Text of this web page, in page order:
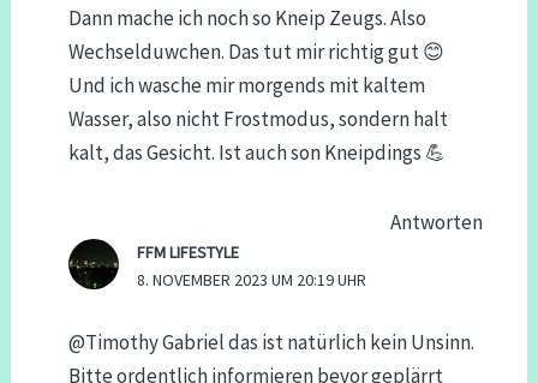
Dann mache ich noch so Kneip Zeugs. Also
Wechselduwchen. Das tut mir richtig gut 😊
Und ich wasche mir morgends mit kaltem
Wasser, also nicht Frostmodus, sondern halt
kalt, das Gesicht. Ist auch son Kneipdings 💪
Antworten
FFM LIFESTYLE
8. NOVEMBER 2023 UM 20:19 UHR
@Timothy Gabriel das ist natürlich kein Unsinn.
Bitte ordentlich informieren bevor geplärrt